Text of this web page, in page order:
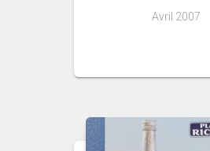
Avril 2007